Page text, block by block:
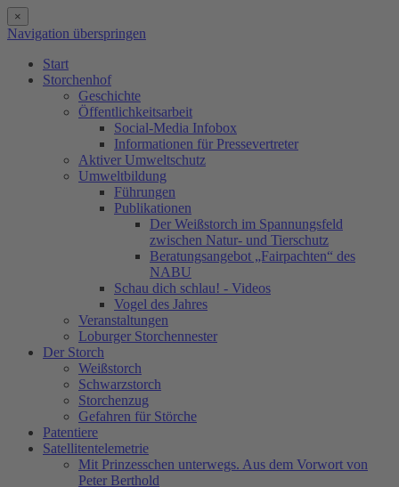
×
Navigation überspringen
Start
Storchenhof
Geschichte
Öffentlichkeitsarbeit
Social-Media Infobox
Informationen für Pressevertreter
Aktiver Umweltschutz
Umweltbildung
Führungen
Publikationen
Der Weißstorch im Spannungsfeld
zwischen Natur- und Tierschutz
Beratungsangebot „Fairpachten“ des
NABU
Schau dich schlau! - Videos
Vogel des Jahres
Veranstaltungen
Loburger Storchennester
Der Storch
Weißstorch
Schwarzstorch
Storchenzug
Gefahren für Störche
Patentiere
Satellitentelemetrie
Mit Prinzesschen unterwegs. Aus dem Vorwort von
Peter Berthold